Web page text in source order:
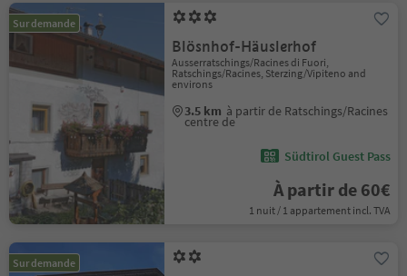
Sur demande
Blösnhof-Häuslerhof
Ausserratschings/Racines di Fuori,
Ratschings/Racines, Sterzing/Vipiteno and
environs
3.5 km à partir de Ratschings/Racines
centre de
Südtirol Guest Pass
À partir de 60€
1 nuit / 1 appartement incl. TVA
Sur demande